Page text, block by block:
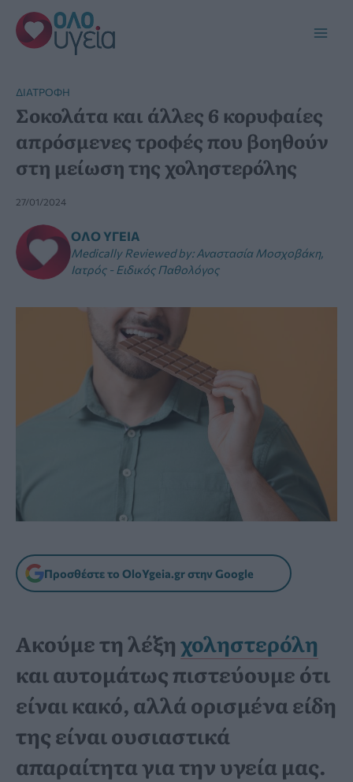
Μετάβαση
στο
περιεχόμενο
ΔΙΑΤΡΟΦΉ
Σοκολάτα και άλλες 6 κορυφαίες
απρόσμενες τροφές που βοηθούν
στη μείωση της χοληστερόλης
27/01/2024
ΌΛΟ ΥΓΕΊΑ
Medically Reviewed by: Αναστασία Μοσχοβάκη,
Ιατρός - Ειδικός Παθολόγος
Προσθέστε το OloYgeia.gr στην Google
Ακούμε τη λέξηχοληστερόλη
και αυτομάτως πιστεύουμε ότι
είναι κακό, αλλά ορισμένα είδη
της είναι ουσιαστικά
απαραίτητα για την υγεία μας.